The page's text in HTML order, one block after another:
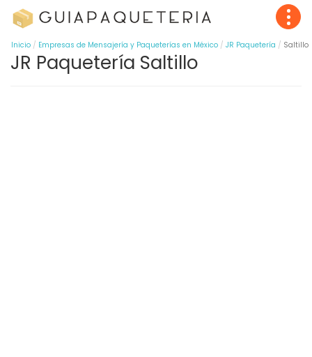
Inicio Empresas de Mensajería y Paqueterías en México JR Paquetería Saltillo
JR Paquetería Saltillo